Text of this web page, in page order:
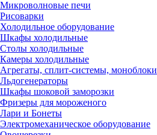
Микроволновые печи
Рисоварки
Холодильное оборудование
Шкафы холодильные
Столы холодильные
Камеры холодильные
Агрегаты, сплит-системы, моноблоки
Льдогенераторы
Шкафы шоковой заморозки
Фризеры для мороженого
Лари и Бонеты
Электромеханическое оборудование